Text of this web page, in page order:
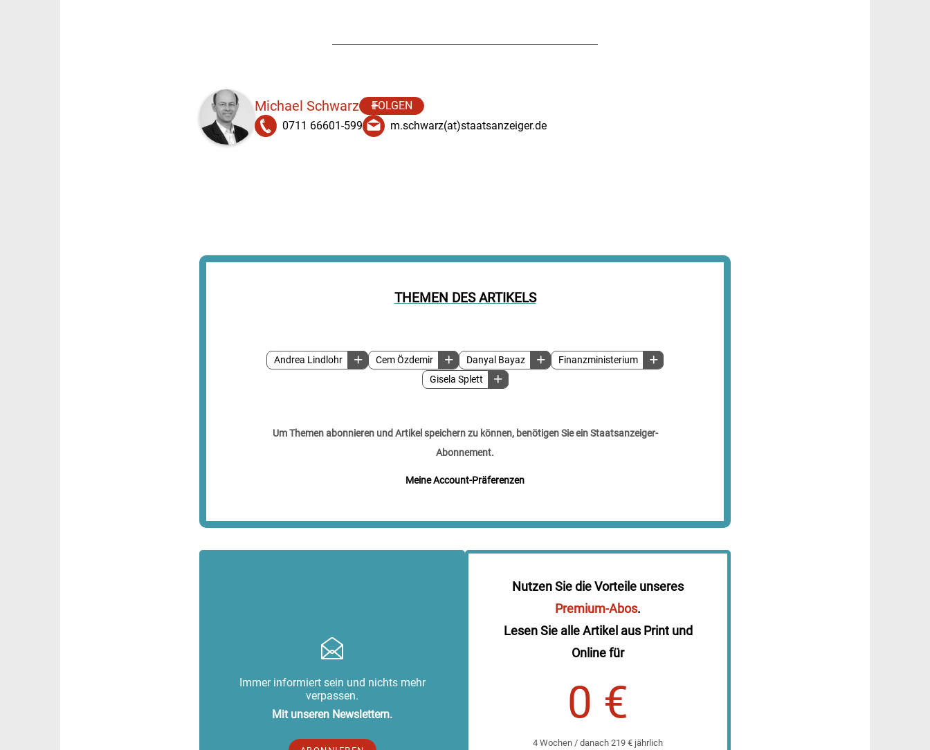
THEMEN DES ARTIKELS
Andrea Lindlohr Cem Özdemir Danyal Bayaz
Finanzministerium
Gisela Splett
Um Themen abonnieren und Artikel speichern zu können, benötigen Sie ein Staatsanzeiger-
Abonnement.
Meine Account-Präferenzen
Michael Schwarz
FOLGEN
0711 66601-599
m.schwarz(at)staatsanzeiger.de
Immer informiert sein und nichts mehr
verpassen.
Mit unseren Newslettern.
Nutzen Sie die Vorteile unseres
Premium-Abos.
Lesen Sie alle Artikel aus Print und
Online für
0 €
4 Wochen / danach 219 € jährlich